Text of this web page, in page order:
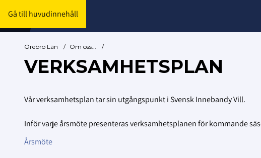
Gå till huvudinnehåll
Örebro Län / Om oss... /
VERKSAMHETSPLAN
Vår verksamhetsplan tar sin utgångspunkt i Svensk Innebandy Vill.
Inför varje årsmöte presenteras verksamhetsplanen för kommande
Årsmöte